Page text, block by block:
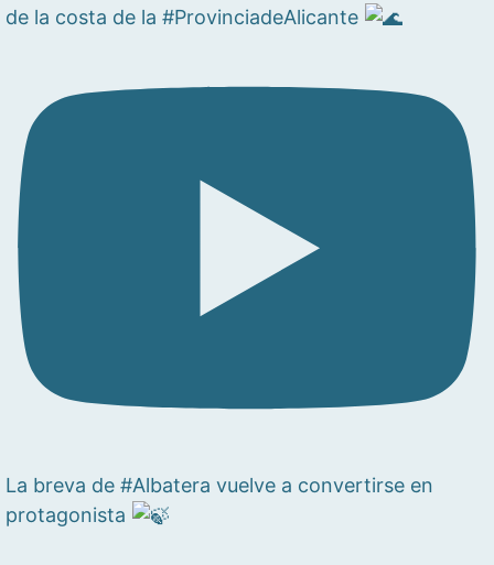
de la costa de la #ProvinciadeAlicante
La breva de #Albatera vuelve a convertirse en
protagonista